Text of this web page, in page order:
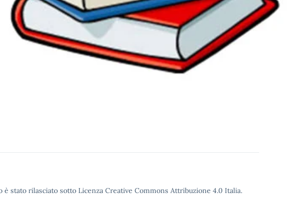
stato rilasciato sotto Licenza Creative Commons Attribuzione 4.0 Italia.